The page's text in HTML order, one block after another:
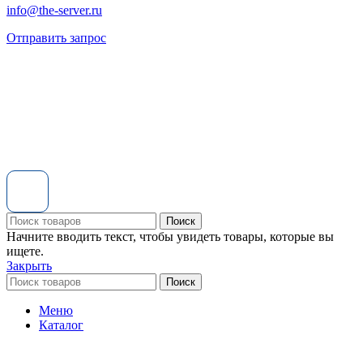
info@the-server.ru
Отправить запрос
Поиск
Начните вводить текст, чтобы увидеть товары, которые вы
ищете.
Закрыть
Поиск
Меню
Каталог